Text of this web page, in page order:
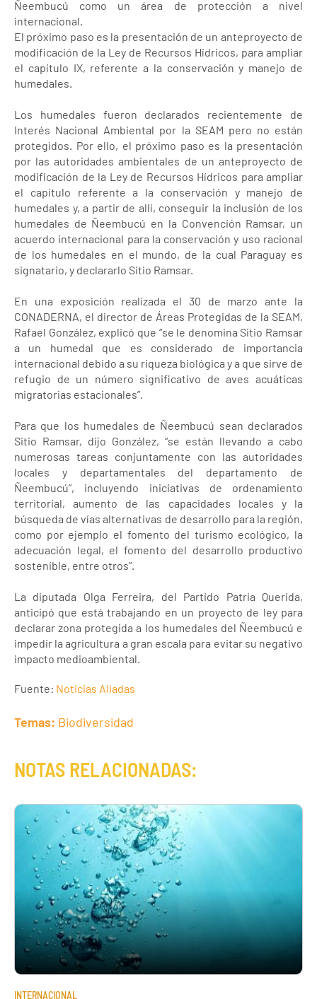
Ñeembucú como un área de protección a nivel
internacional.
El próximo paso es la presentación de un anteproyecto de
modificación de la Ley de Recursos Hídricos, para ampliar
el capítulo IX, referente a la conservación y manejo de
humedales.
Los humedales fueron declarados recientemente de
Interés Nacional Ambiental por la SEAM pero no están
protegidos. Por ello, el próximo paso es la presentación
por las autoridades ambientales de un anteproyecto de
modificación de la Ley de Recursos Hídricos para ampliar
el capítulo referente a la conservación y manejo de
humedales y, a partir de allí, conseguir la inclusión de los
humedales de Ñeembucú en la Convención Ramsar, un
acuerdo internacional para la conservación y uso racional
de los humedales en el mundo, de la cual Paraguay es
signatario, y declararlo Sitio Ramsar.
En una exposición realizada el 30 de marzo ante la
CONADERNA, el director de Áreas Protegidas de la SEAM,
Rafael González, explicó que “se le denomina Sitio Ramsar
a un humedal que es considerado de importancia
internacional debido a su riqueza biológica y a que sirve de
refugio de un número significativo de aves acuáticas
migratorias estacionales”.
Para que los humedales de Ñeembucú sean declarados
Sitio Ramsar, dijo González, “se están llevando a cabo
numerosas tareas conjuntamente con las autoridades
locales y departamentales del departamento de
Ñeembucú”, incluyendo iniciativas de ordenamiento
territorial, aumento de las capacidades locales y la
búsqueda de vías alternativas de desarrollo para la región,
como por ejemplo el fomento del turismo ecológico, la
adecuación legal, el fomento del desarrollo productivo
sostenible, entre otros”.
La diputada Olga Ferreira, del Partido Patria Querida,
anticipó que está trabajando en un proyecto de ley para
declarar zona protegida a los humedales del Ñeembucú e
impedir la agricultura a gran escala para evitar su negativo
impacto medioambiental.
Fuente: Noticias Aliadas
Temas: Biodiversidad
NOTAS RELACIONADAS:
INTERNACIONAL